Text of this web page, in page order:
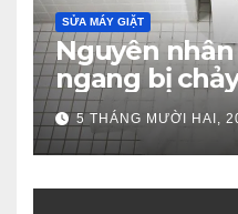
SỬA MÁY GIẶT
Nguyên
ngang bị
gì?5 THÁNG MƯỜI HAI,